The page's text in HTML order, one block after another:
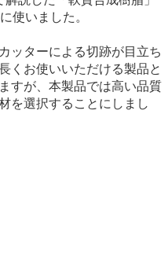
使いました。
ッターによる切跡が目立ち
くお使いいただける製品と
すが、本製品では高い品質
を選択することにしまし